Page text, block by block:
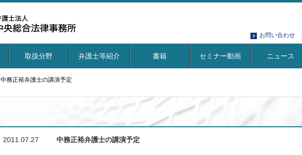
お問い合わせ
取扱分野 弁護士等紹介 書籍 セミナー動画 ニュース
中務正裕弁護士の講演予定
2011.07.27 中務正裕弁護士の講演予定